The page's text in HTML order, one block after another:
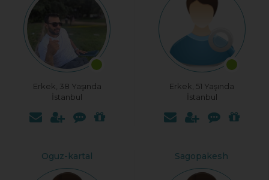
Erkek, 38 Yaşında
İstanbul
Erkek, 51 Yaşında
İstanbul
Oguz-kartal Sagopakesh